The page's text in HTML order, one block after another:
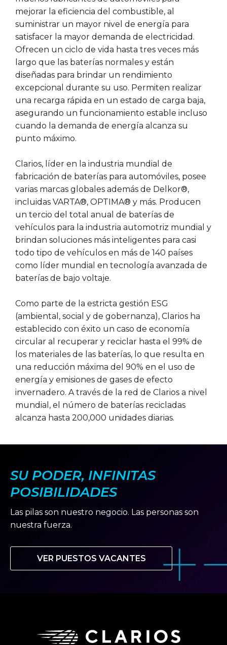
mejorar la eficiencia del combustible, al
suministrar un mayor nivel de energía para
satisfacer la mayor demanda de electricidad.
Ofrecen un ciclo de vida hasta tres veces más
largo que las baterías normales y están
diseñadas para brindar un rendimiento
excepcional durante su uso. Permiten realizar
una recarga rápida en un estado de carga baja,
asegurando un funcionamiento estable incluso
cuando la demanda de energía alcanza su
punto máximo.
Clarios, líder en la industria mundial de
fabricación de baterías para automóviles, posee
varias marcas globales además de Delkor®,
incluidas VARTA®, OPTIMA® y más. Producen
un tercio del total anual de baterías de
vehículos para la industria automotriz mundial y
brindan soluciones más inteligentes para casi
todo tipo de vehículos en más de 140 países
como líder mundial en tecnología avanzada de
baterías de bajo voltaje.
Como parte de la estricta gestión ESG
(ambiental, social y de gobernanza), Clarios ha
establecido con éxito un caso de economía
circular al recuperar y reciclar hasta el 99% de
los materiales de las baterías, lo que resulta en
una reducción máxima del 90% en el uso de
energía y emisiones de gases de efecto
invernadero. A través de la red de Clarios a nivel
mundial, el número de baterías recicladas
alcanza hasta 200,000 unidades diarias.
SU PODER, INFINITAS
POSIBILIDADES
Las pilas son nuestro negocio. Las personas son
nuestra fuerza.
VER PUESTOS VACANTES